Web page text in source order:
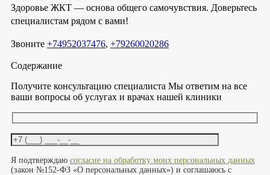
Здоровье ЖКТ — основа общего самочувствия. Доверьтесь
специалистам рядом с вами!
Звоните +74952037476, +79260020286
Содержание
Получите консультацию специалиста Мы ответим на все
ваши вопросы об услугах и врачах нашей клиники
Я подтверждаю согласие на обработку моих персональных данных
(закон №152-ФЗ «О персональных данных») и соглашаюсь с